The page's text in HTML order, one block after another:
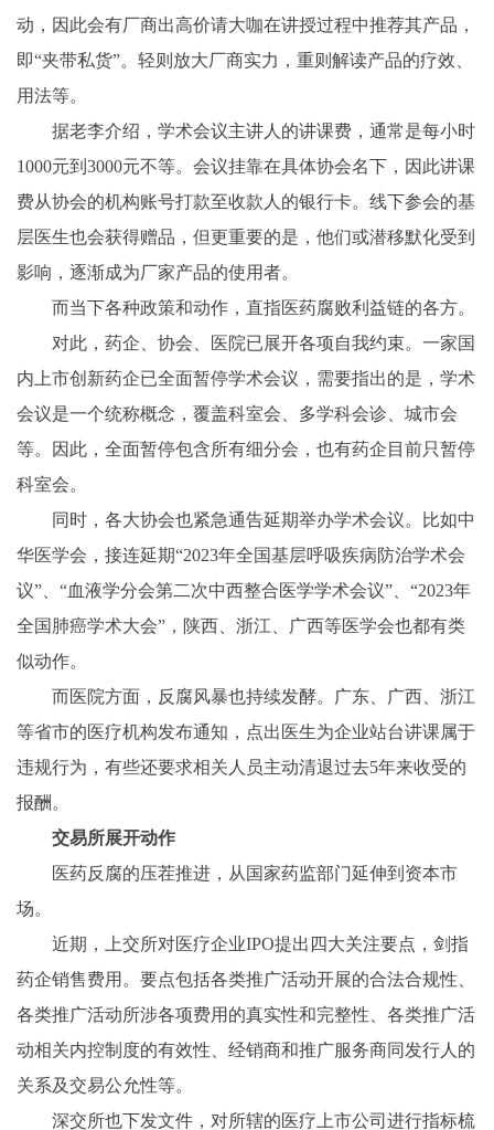
动，因此会有厂商出高价请大咖在讲授过程中推荐其产品，
即“夹带私货”。轻则放大厂商实力，重则解读产品的疗效、
用法等。
据老李介绍，学术会议主讲人的讲课费，通常是每小时
1000元到3000元不等。会议挂靠在具体协会名下，因此讲课
费从协会的机构账号打款至收款人的银行卡。线下参会的基
层医生也会获得赠品，但更重要的是，他们或潜移默化受到
影响，逐渐成为厂家产品的使用者。
而当下各种政策和动作，直指医药腐败利益链的各方。
对此，药企、协会、医院已展开各项自我约束。一家国
内上市创新药企已全面暂停学术会议，需要指出的是，学术
会议是一个统称概念，覆盖科室会、多学科会诊、城市会
等。因此，全面暂停包含所有细分会，也有药企目前只暂停
科室会。
同时，各大协会也紧急通告延期举办学术会议。比如中
华医学会，接连延期“2023年全国基层呼吸疾病防治学术会
议”、“血液学分会第二次中西整合医学学术会议”、“2023年
全国肺癌学术大会”，陕西、浙江、广西等医学会也都有类
似动作。
而医院方面，反腐风暴也持续发酵。广东、广西、浙江
等省市的医疗机构发布通知，点出医生为企业站台讲课属于
违规行为，有些还要求相关人员主动清退过去5年来收受的
报酬。
交易所展开动作
医药反腐的压茬推进，从国家药监部门延伸到资本市
场。
近期，上交所对医疗企业IPO提出四大关注要点，剑指
药企销售费用。要点包括各类推广活动开展的合法合规性、
各类推广活动所涉各项费用的真实性和完整性、各类推广活
动相关内控制度的有效性、经销商和推广服务商同发行人的
关系及交易公允性等。
深交所也下发文件，对所辖的医疗上市公司进行指标梳